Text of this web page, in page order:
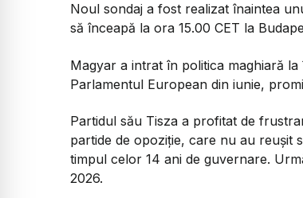
Noul sondaj a fost realizat înaintea
să înceapă la ora 15.00 CET la
Magyar a intrat în politica maghiară
Parlamentul European din iunie,
Partidul său Tisza a profitat de
partide de opoziție, care nu au reușit
timpul celor 14 ani de guvernare.
2026.